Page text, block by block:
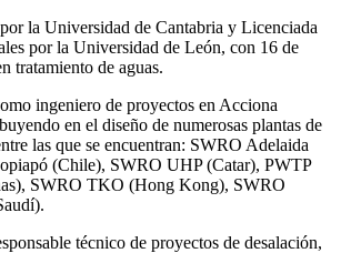
la Universidad de Cantabria y Licenciada
por la Universidad de León, con 16 de
tratamiento de aguas.
ingeniero de proyectos en Acciona
en el diseño de numerosas plantas de
las que se encuentran: SWRO Adelaida
(Chile), SWRO UHP (Catar), PWTP
SWRO TKO (Hong Kong), SWRO
técnico de proyectos de desalación,